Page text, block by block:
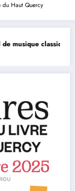
du Haut Quercy
8 et 9 août La